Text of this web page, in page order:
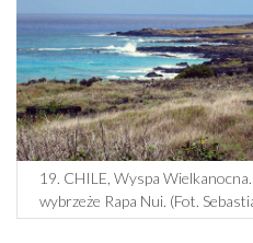
19. CHILE, Wyspa
wybrzeże Rapa Nui. (Fot.